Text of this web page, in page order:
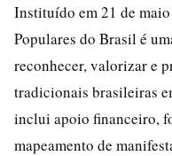
Instituído em 21 de
Populares do Brasil é
reconhecer, valorizar e
tradicionais brasileiras
inclui apoio financeiro,
mapeamento de